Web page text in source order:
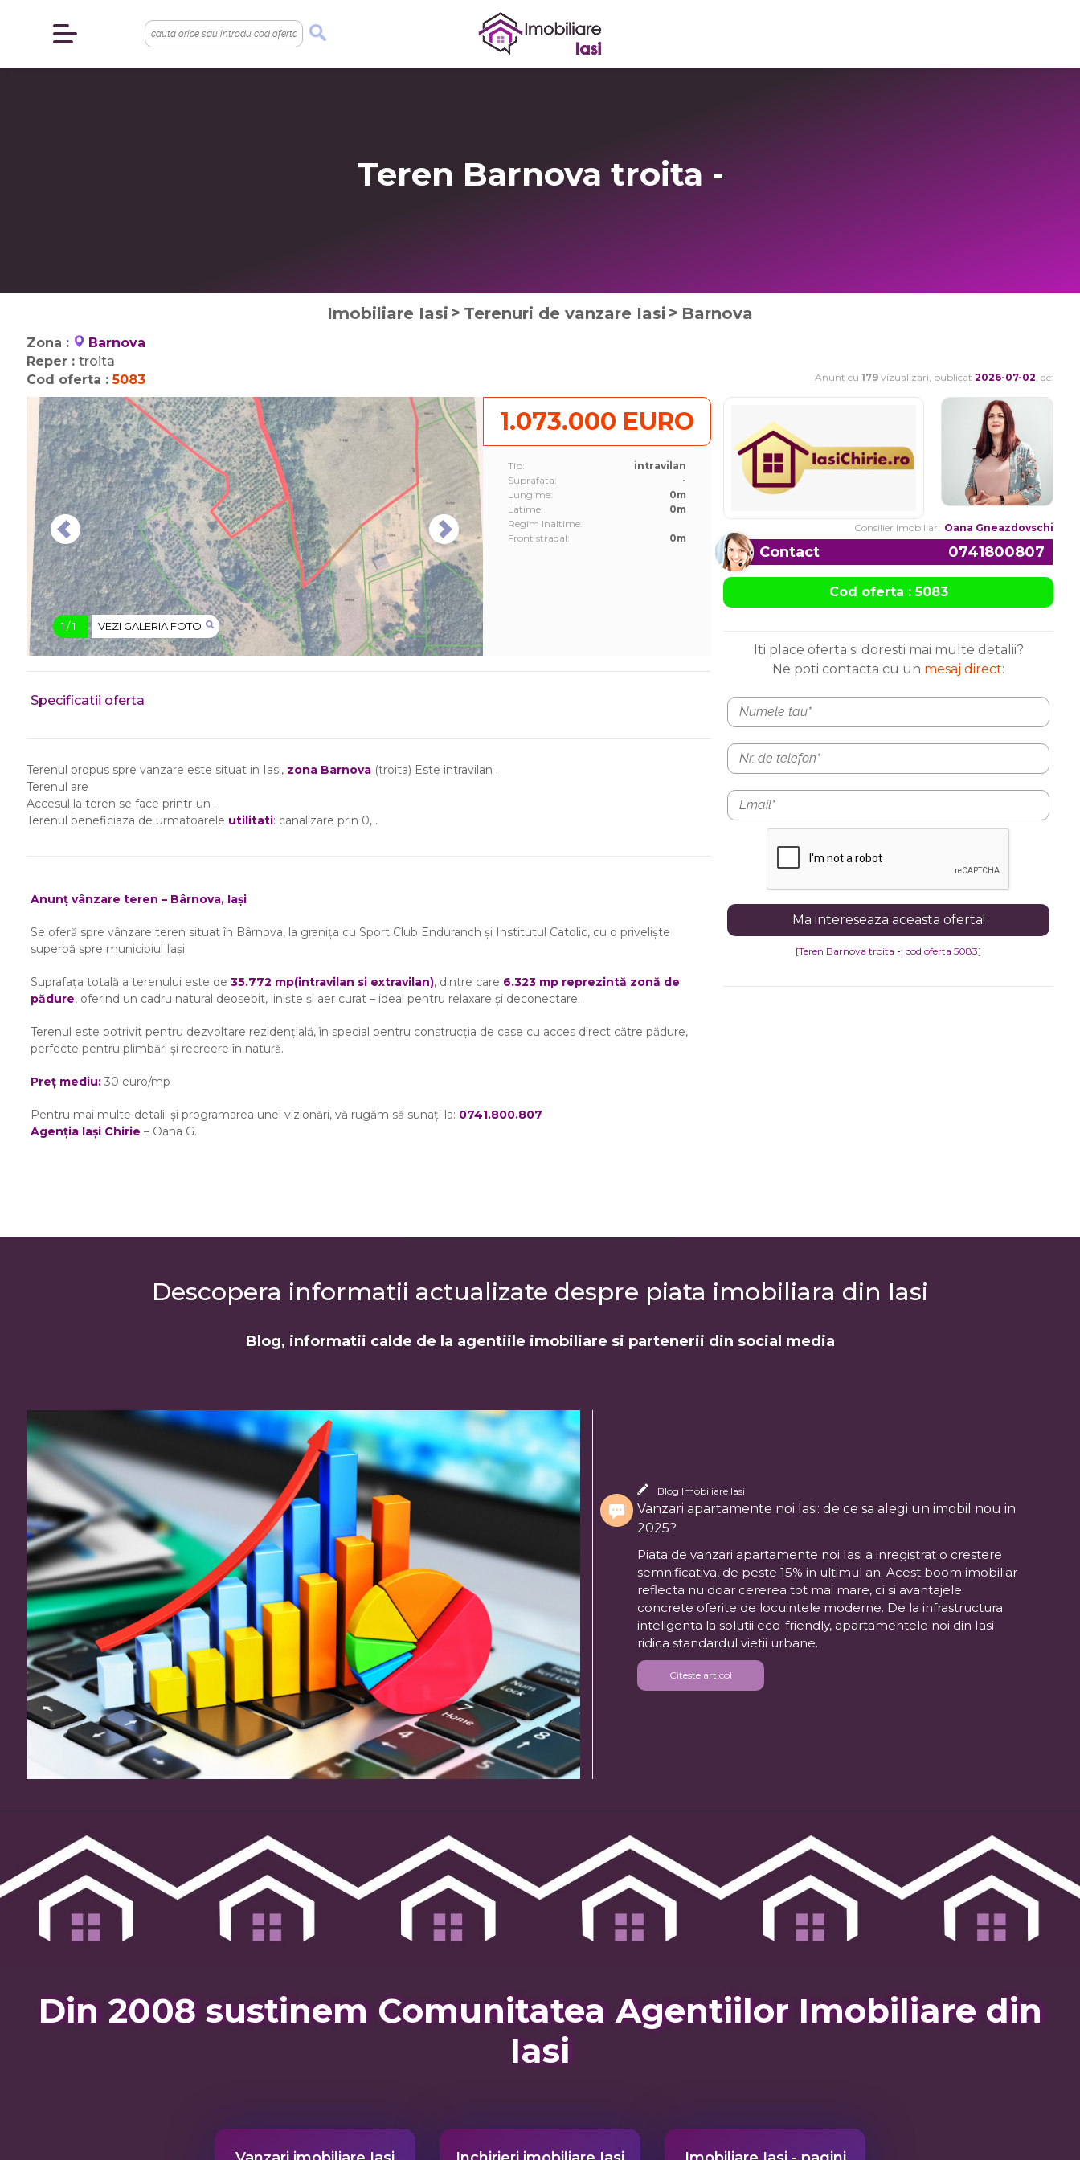
Teren Barnova troita -
Imobiliare Iasi Terenuri de vanzare Iasi Barnova
Zona :
Barnova
Reper : troita
Cod oferta :5083 Anunt cu 179 vizualizari, publicat 2026-07-02, de:
1 /1 VEZI GALERIA FOTO
1.073.000 EURO
Tip:
intravilan
Suprafata:
-
Lungime:
0m
Latime:
0m
Regim Inaltime:
Front stradal:
0m
Specificatii oferta
Terenul propus spre vanzare este situat in Iasi, zona Barnova (troita) Este intravilan .
Terenul are
Accesul la teren se face printr-un .
Terenul beneficiaza de urmatoarele utilitati: canalizare prin 0, .
Anunț vânzare teren – Bârnova, Iași
Se oferă spre vânzare teren situat în Bârnova, la granița cu Sport Club Enduranch și Institutul Catolic, cu o priveliște
superbă spre municipiul Iași.
Suprafața totală a terenului este de 35.772 mp(intravilan si extravilan), dintre care 6.323 mp reprezintă zonă de
pădure, oferind un cadru natural deosebit, liniște și aer curat – ideal pentru relaxare și deconectare.
Terenul este potrivit pentru dezvoltare rezidențială, în special pentru construcția de case cu acces direct către pădure,
perfecte pentru plimbări și recreere în natură.
Preț mediu: 30 euro/mp
Pentru mai multe detalii și programarea unei vizionări, vă rugăm să sunați la: 0741.800.807
Agenția Iași Chirie – Oana G.
Consilier Imobiliar: Oana Gneazdovschi
Contact 0741800807
Cod oferta : 5083
Iti place oferta si doresti mai multe detalii?
Ne poti contacta cu un mesaj direct:
[Teren Barnova troita -; cod oferta 5083]
Descopera informatii actualizate despre piata imobiliara din Iasi
Blog, informatii calde de la agentiile imobiliare si partenerii din social media
Blog Imobiliare Iasi
Vanzari apartamente noi Iasi: de ce sa alegi un imobil nou in
2025?
Piata de vanzari apartamente noi Iasi a inregistrat o crestere
semnificativa, de peste 15% in ultimul an. Acest boom imobiliar
reflecta nu doar cererea tot mai mare, ci si avantajele
concrete oferite de locuintele moderne. De la infrastructura
inteligenta la solutii eco-friendly, apartamentele noi din Iasi
ridica standardul vietii urbane.
Citeste articol
Din 2008 sustinem Comunitatea Agentiilor Imobiliare din
Iasi